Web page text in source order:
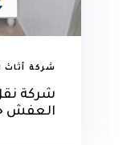
شركة أثاث
شركة
العفش